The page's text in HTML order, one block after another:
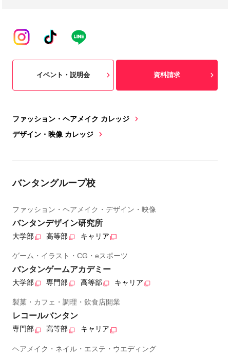
ファッション・ヘアメイク カレッジ
デザイン・映像 カレッジ
イベント・説明会 資料請求
バンタングループ校
ファッション・ヘアメイク・デザイン・映像
バンタンデザイン研究所
大学部 高等部 キャリア
ゲーム・イラスト・CG・eスポーツ
バンタンゲームアカデミー
大学部 専門部 高等部 キャリア
製菓・カフェ・調理・飲食店開業
レコールバンタン
専門部 高等部 キャリア
ヘアメイク・ネイル・エステ・ウエディング